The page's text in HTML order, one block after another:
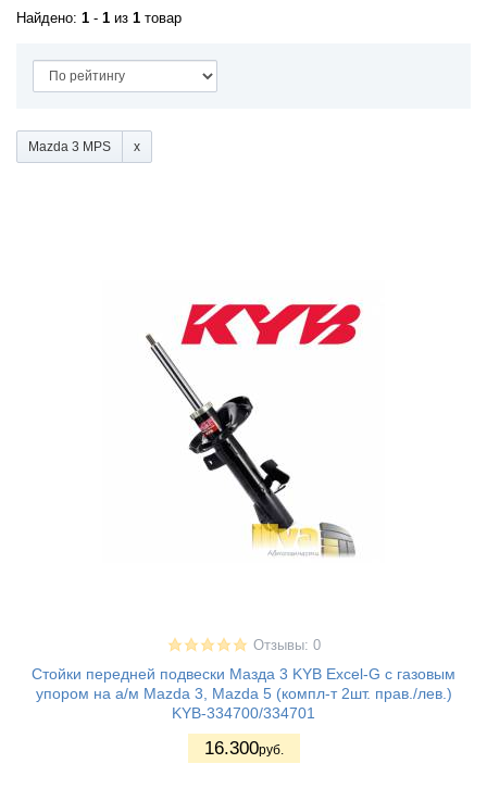
Найдено: 1 - 1 из 1 товар
Mazda 3 MPS
Отзывы: 0
Стойки передней подвески Мазда 3 KYB Excel-G с газовым
упором на а/м Mazda 3, Mazda 5 (компл-т 2шт. прав./лев.)
KYB-334700/334701
16.300руб.